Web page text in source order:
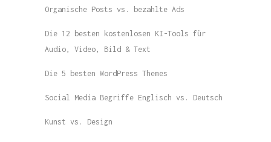
Organische Posts vs. bezahlte Ads
Die 12 besten kostenlosen KI-Tools für
Audio, Video, Bild & Text
Die 5 besten WordPress Themes
Social Media Begriffe Englisch vs. Deutsch
Kunst vs. Design